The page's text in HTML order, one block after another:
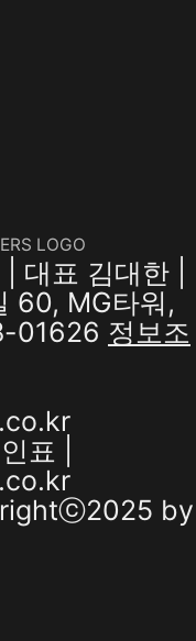
| 대표 김대한 |
60, MG타워,
01626 정보조
표 |
by